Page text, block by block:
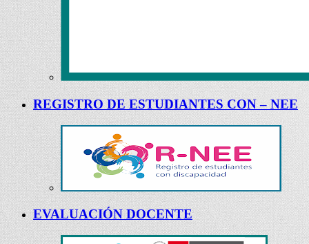
REGISTRO DE ESTUDIANTES CON – NEE
EVALUACIÓN DOCENTE